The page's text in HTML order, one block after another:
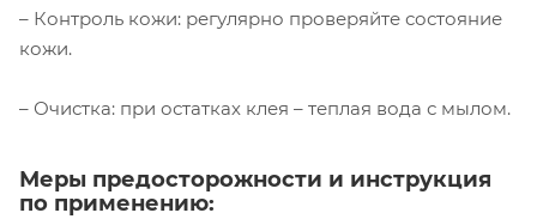
– Контроль кожи: регулярно проверяйте состояние
кожи.
– Очистка: при остатках клея – теплая вода с мылом.
Меры предосторожности и инструкция
по применению: